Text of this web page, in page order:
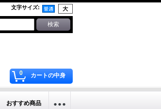
文字サイズ:
0 カートの中身
おすすめ商品